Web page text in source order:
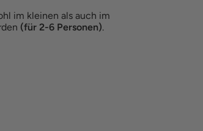
im kleinen als auch im
(für 2-6 Personen).